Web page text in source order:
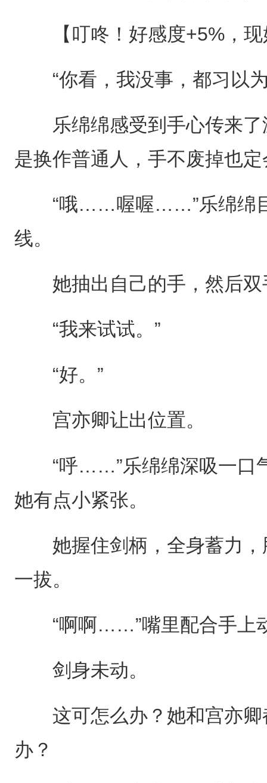
【叮咚！好感度+5%，现
“你看，我没事，都习以为
乐绵绵感受到手心传来了
是换作普通人，手不废掉也
“哦……喔喔……”乐绵绵目
线。
她抽出自己的手，然后双
“我来试试。”
“好。”
宫亦卿让出位置。
“呼……”乐绵绵深吸一口气
她有点小紧张。
她握住剑柄，全身蓄力，
一拔。
“啊啊……”嘴里配合手上
剑身未动。
这可怎么办？她和宫亦卿
办？